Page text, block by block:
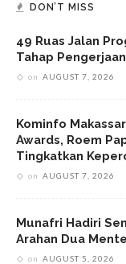
DON’T MISS
49 Ruas Jalan
Tahap Pengerjaan
on AUGUST 7, 2026
Kominfo
Awards, Roem
Tingkatkan
on AUGUST 7, 2026
Munafri Hadiri
Arahan Dua
on AUGUST 5, 2026